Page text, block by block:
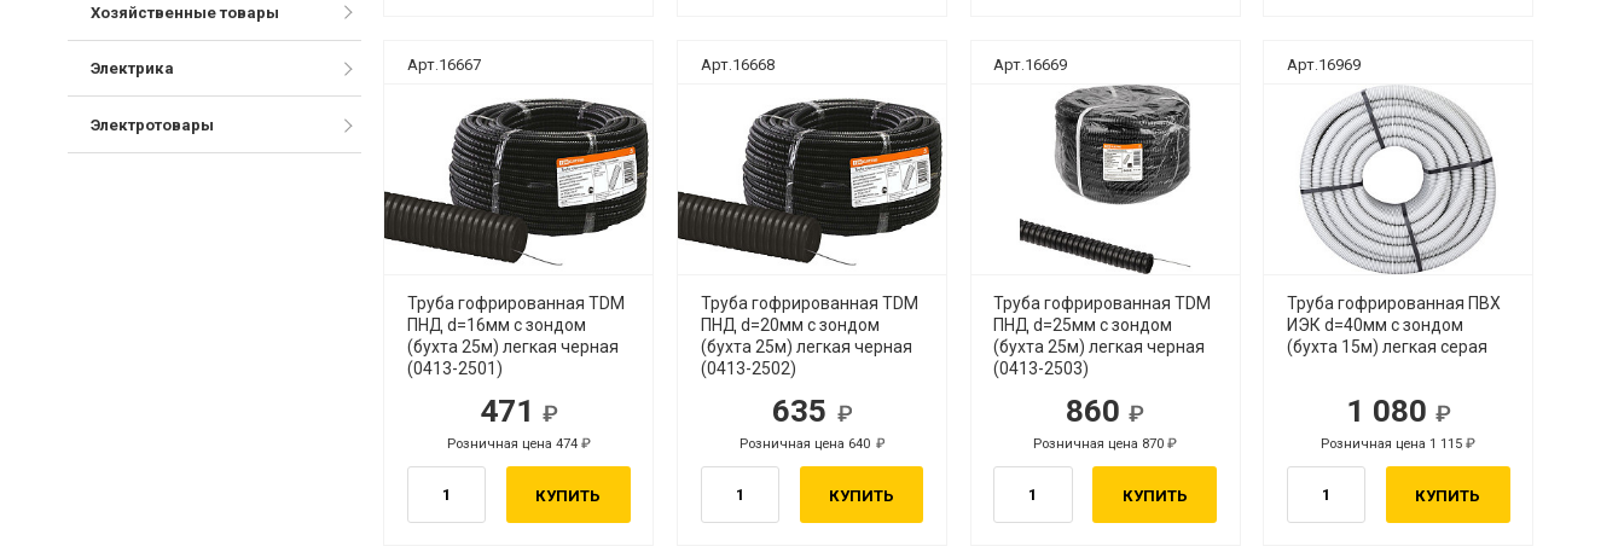
Арт.16667
Труба гофрированная TDM
ПНД d=16мм с зондом
(бухта 25м) легкая черная
(0413-2501)
471
Розничная цена 474
КУПИТЬ
Арт.16668
Труба гофрированная TDM
ПНД d=20мм с зондом
(бухта 25м) легкая черная
(0413-2502)
635
Розничная цена 640
КУПИТЬ
Арт.16669
Труба гофрированная TDM
ПНД d=25мм с зондом
(бухта 25м) легкая черная
(0413-2503)
860
руб.
Розничная цена 870
руб.
КУПИТЬ
Арт.16969
Труба гофрированная ПВХ
ИЭК d=40мм с зондом
(бухта 15м) легкая серая
1 080
руб.
Розничная цена 1 115
руб.
КУПИТЬ
Хозяйственные товары
Электрика
Электротовары